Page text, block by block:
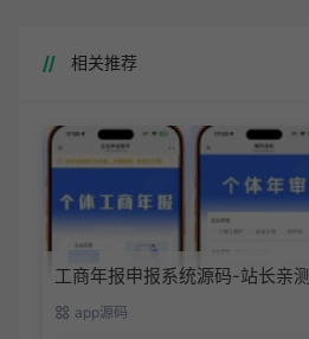
相关推荐
工商年报申报系统源码-站长亲测
app源码